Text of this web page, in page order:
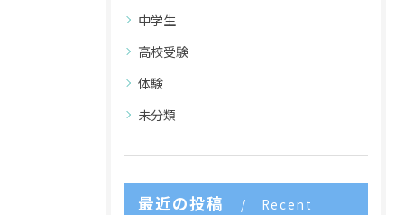
中学生
高校受験
体験
未分類
最近の投稿
Recent